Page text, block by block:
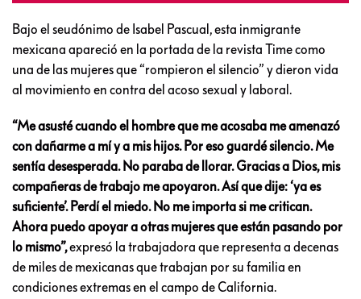
Bajo el seudónimo de Isabel Pascual, esta inmigrante
mexicana apareció en la portada de la revista Time como
una de las mujeres que “rompieron el silencio” y dieron vida
al movimiento en contra del acoso sexual y laboral.
“Me asusté cuando el hombre que me acosaba me amenazó
con dañarme a mí y a mis hijos. Por eso guardé silencio. Me
sentía desesperada. No paraba de llorar. Gracias a Dios, mis
compañeras de trabajo me apoyaron. Así que dije: ‘ya es
suficiente’. Perdí el miedo. No me importa si me critican.
Ahora puedo apoyar a otras mujeres que están pasando por
lo mismo”,expresó la trabajadora que representa a decenas
de miles de mexicanas que trabajan por su familia en
condiciones extremas en el campo de California.